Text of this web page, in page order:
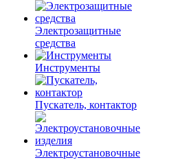
Электрозащитные
средства
Инструменты
Пускатель, контактор
Электроустановочные